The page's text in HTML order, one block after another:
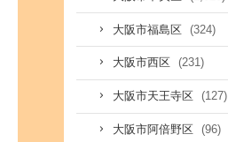
大阪市福島区 (324)
大阪市西区 (231)
大阪市天王寺区 (127)
大阪市阿倍野区 (96)